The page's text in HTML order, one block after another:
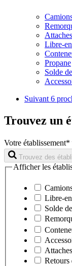
Libre-
Propane
Solde
Suivant 6
Trouvez un
Votre établissement*
Trouvez des
Afficher les
Libre-
Solde
Retours